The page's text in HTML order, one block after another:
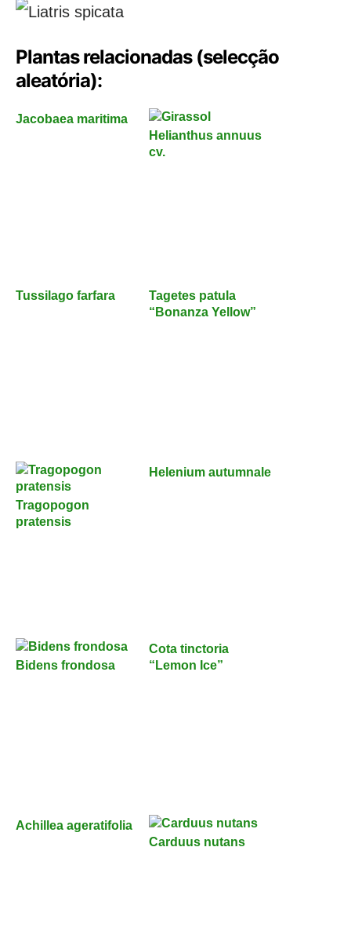
Plantas relacionadas (selecção
aleatória):
Jacobaea maritima
Helianthus annuus
cv.
Tussilago farfara
Tagetes patula
“Bonanza Yellow”
Tragopogon
pratensis
Helenium autumnale
Bidens frondosa
Cota tinctoria
“Lemon Ice”
Achillea ageratifolia
Carduus nutans